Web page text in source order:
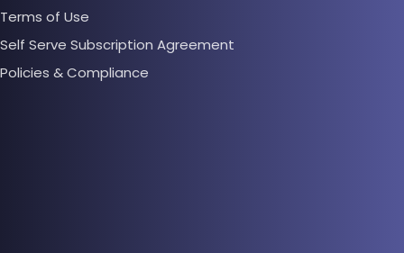
Terms of Use
Self Serve Subscription Agreement
Policies & Compliance